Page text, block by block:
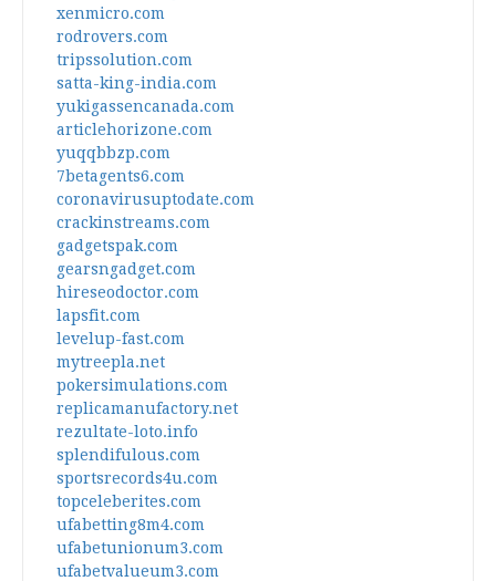
xenmicro.com
rodrovers.com
tripssolution.com
satta-king-india.com
yukigassencanada.com
articlehorizone.com
yuqqbbzp.com
7betagents6.com
coronavirusuptodate.com
crackinstreams.com
gadgetspak.com
gearsngadget.com
hireseodoctor.com
lapsfit.com
levelup-fast.com
mytreepla.net
pokersimulations.com
replicamanufactory.net
rezultate-loto.info
splendifulous.com
sportsrecords4u.com
topceleberites.com
ufabetting8m4.com
ufabetunionum3.com
ufabetvalueum3.com